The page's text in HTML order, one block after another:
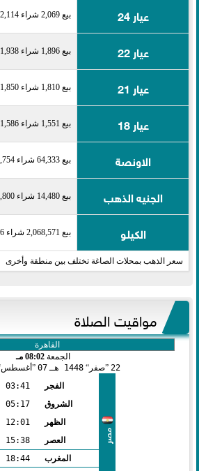
عيار 24
بيع 2,069 شراء 2,114
عيار 22 بيع 1,896 شراء 1,938
عيار 21 بيع 1,810 شراء 1,850
عيار 18 بيع 1,551 شراء 1,586
الاونصة بيع 64,333 شراء 65,754
الجنيه الذهب بيع 14,480 شراء 14,800
الكيلو بيع 2,068,571 شراء 2,114,286
سعر الذهب بمحلات الصاغة تختلف بين منطقة وأخرى
مواقيت الصلاة
الجمعة 08:02 مـ
22 صفر 1448 هـ 07 أغسطس
مصر
الفجر
03:41
الشروق
05:17
الظهر
12:01
العصر
15:38
المغرب
18:44